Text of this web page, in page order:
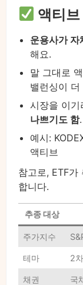
액티
운용사가 자
해요.
말 그대로
밸런싱이
시장을 이기
나쁘기도 함.
예시:
액티브
참고로, ETF
합니다.
추종 대상
주가지수
테마 2
채권 국